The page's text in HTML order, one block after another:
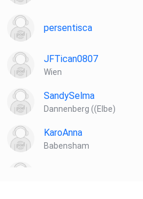
persentisca
JFTican0807
Wien
SandySelma
Dannenberg ((Elbe)
KaroAnna
Babensham